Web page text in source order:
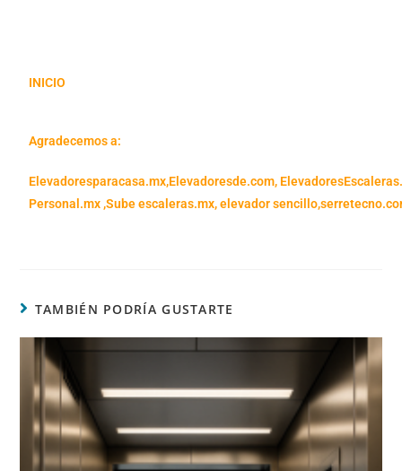
INICIO
Agradecemos a:
Elevadoresparacasa.mx,Elevadoresde.com,
Personal.mx ,Sube escaleras.mx,elevador sencillo,
TAMBIÉN PODRÍA GUSTARTE